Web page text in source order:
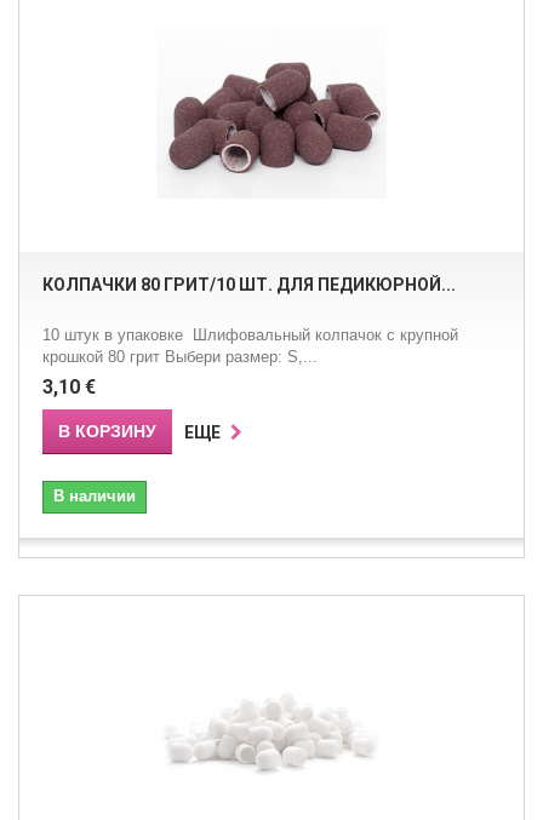
КОЛПАЧКИ 80 ГРИТ/10 ШТ. ДЛЯ ПЕДИКЮРНОЙ...
10 штук в упаковке Шлифовальный колпачок с крупной
крошкой 80 грит Выбери размер: S,...
3,10 €
В КОРЗИНУ ЕЩЕ
В наличии